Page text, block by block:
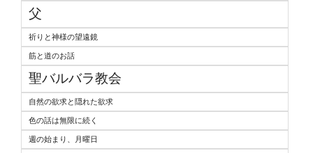
父
祈りと神様の望遠鏡
筋と道のお話
聖バルバラ教会
自然の欲求と隠れた欲求
色の話は無限に続く
週の始まり、月曜日